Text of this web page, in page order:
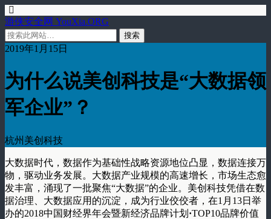
游侠安全网 YouXia.ORG
2019年1月15日
为什么说美创科技是“大数据领
军企业”？
杭州美创科技
大数据时代，数据作为基础性战略资源地位凸显，数据连接万
物，驱动业务发展。大数据产业规模的高速增长，市场生态愈
发丰富，涌现了一批聚焦“大数据”的企业。美创科技凭借在数
据治理、大数据应用的沉淀，成为行业佼佼者，在1月13日举
办的2018中国财经界年会暨新经济品牌计划 ·TOP10品牌价值